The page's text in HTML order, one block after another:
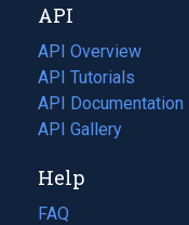
tab)
new
tab)
API
API Overview
API Tutorials
API Documentation
(opens
in
new
tab)
API Gallery
Help
FAQ